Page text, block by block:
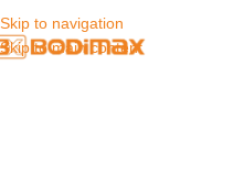
Skip to navigation
Skip to main content